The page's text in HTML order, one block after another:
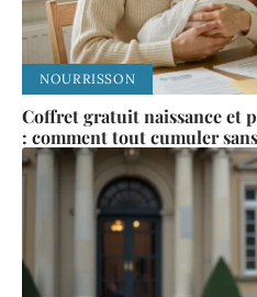
NOURRISSON
Coffret gratuit naissance et
: comment tout cumuler